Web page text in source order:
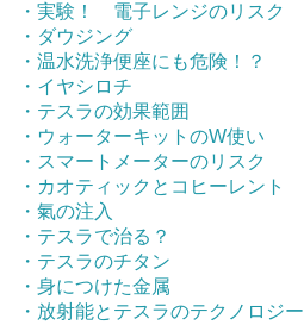
・実験！ 電子レンジのリスク
・ダウジング
・温水洗浄便座にも危険！？
・イヤシロチ
・テスラの効果範囲
・ウォーターキットのW使い
・スマートメーターのリスク
・カオティックとコヒーレント
・氣の注入
・テスラで治る？
・テスラのチタン
・身につけた金属
・放射能とテスラのテクノロジー